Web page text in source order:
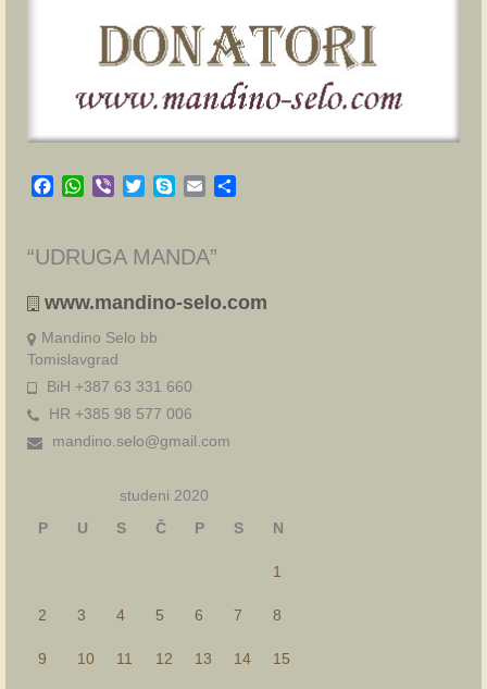
Facebook
WhatsApp
Viber TwitterSkypeEmail
“UDRUGA MANDA”
www.mandino-selo.com
Mandino Selo bb
Tomislavgrad
BiH +387 63 331 660
HR +385 98 577 006
mandino.selo@gmail.com
studeni 2020
P
U S Č P S N
1
2 3 4 5 6 7 8
9 10 11 12 13 14 15